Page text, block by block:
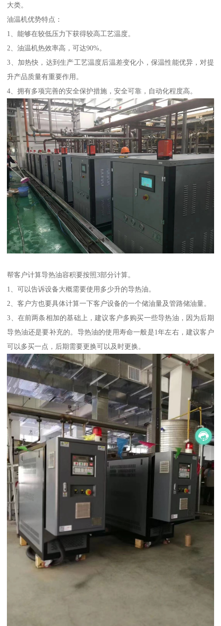
大类。
油温机优势特点：
1、能够在较低压力下获得较高工艺温度。
2、油温机热效率高，可达90%。
3、加热快，达到生产工艺温度后温差变化小，保温性能优异，对提
升产品质量有重要作用。
4、拥有多项完善的安全保护措施，安全可靠，自动化程度高。
帮客户计算导热油容积要按照3部分计算。
1、可以告诉设备大概需要使用多少升的导热油。
2、客户方也要具体计算一下客户设备的一个储油量及管路储油量。
3、在前两条相加的基础上，建议客户多购买一些导热油，因为后期
导热油还是要补充的。导热油的使用寿命一般是1年左右，建议客户
可以多买一点，后期需要更换可以及时更换。